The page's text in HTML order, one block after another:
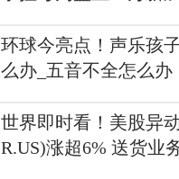
环球今亮点！声乐孩
么办_五音不全怎么办
世界即时看！美股异
R.US)涨超6% 送货业